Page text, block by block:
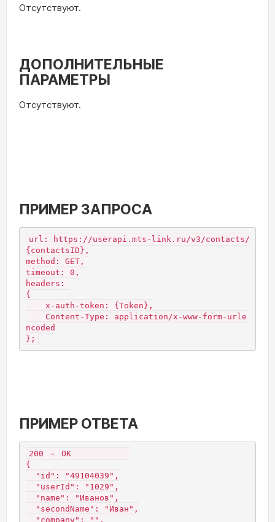
Отсутствуют.
ДОПОЛНИТЕЛЬНЫЕ
ПАРАМЕТРЫ
Отсутствуют.
ПРИМЕР ЗАПРОСА
url: https://userapi.mts-link.ru/v3/contacts/
{contactsID},
method: GET,
timeout: 0,
headers:
{
x-auth-token: {Token},
Content-Type: application/x-www-form-urle
ncoded
};
ПРИМЕР ОТВЕТА
200 － OK
{
"id": "49104039",
"userId": "1029",
"name": "Иванов",
"secondName": "Иван",
"company": "",